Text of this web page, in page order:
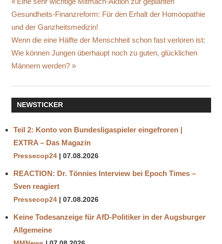
Beitragsnavigation
Beitrag:
Gesundheits-Finanzreform: Für den Erhalt der Homöopathie
und der Ganzheitsmedizin!
Nächster
Beitrag:
Wenn die eine Hälfte der Menschheit schon fast verloren ist:
Wie können Jungen überhaupt noch zu guten, glücklichen
Männern werden?
NEWSTICKER
Teil 2: Konto von Bundesligaspieler eingefroren |
EXTRA – Das Magazin
Pressecop24 07.08.2026
REACTION: Dr. Tönnies Interview bei Epoch Times –
Sven reagiert
Pressecop24 07.08.2026
Keine Todesanzeige für AfD-Politiker in der Augsburger
Allgemeine